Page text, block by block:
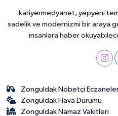
kariyermedyanet, yepyeni
sadelik ve modernizmi bir araya
insanlara haber
Zonguldak Nöbetçi
Zonguldak Hava Durumu
Zonguldak Namaz Vakitleri